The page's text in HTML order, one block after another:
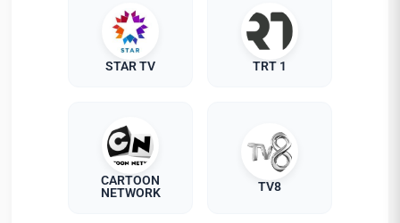
STAR TV TRT 1
CARTOON
NETWORK
TV8